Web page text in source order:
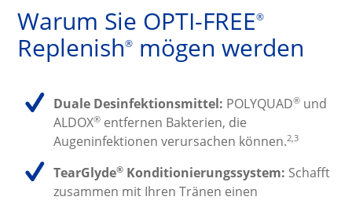
Warum Sie OPTI-FREE®
Replenish® mögen werden
Duale Desinfektionsmittel: POLYQUAD® und
ALDOX® entfernen Bakterien, die
Augeninfektionen verursachen können.2,3
TearGlyde® Konditionierungssystem: Schafft
zusammen mit Ihren Tränen einen